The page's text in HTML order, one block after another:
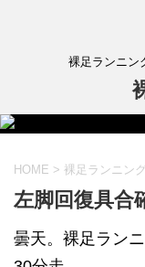
裸足ランニン
HOME > 裸足ランニン
左脚回復具合
曇天。裸足ラン